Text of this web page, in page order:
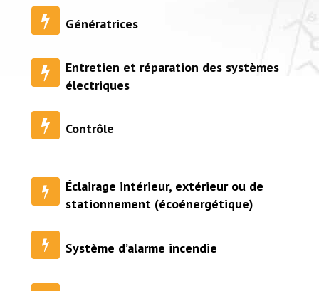
Génératrices
Entretien et réparation des systèmes
électriques
Contrôle
Éclairage intérieur, extérieur ou de
stationnement (écoénergétique)
Système d’alarme incendie